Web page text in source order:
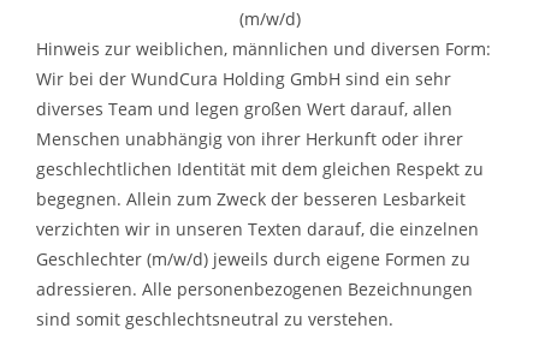
(m/w/d)
Hinweis zur weiblichen, männlichen und diversen Form:
Wir bei der WundCura Holding GmbH sind ein sehr
diverses Team und legen großen Wert darauf, allen
Menschen unabhängig von ihrer Herkunft oder ihrer
geschlechtlichen Identität mit dem gleichen Respekt zu
begegnen. Allein zum Zweck der besseren Lesbarkeit
verzichten wir in unseren Texten darauf, die einzelnen
Geschlechter (m/w/d) jeweils durch eigene Formen zu
adressieren. Alle personenbezogenen Bezeichnungen
sind somit geschlechtsneutral zu verstehen.